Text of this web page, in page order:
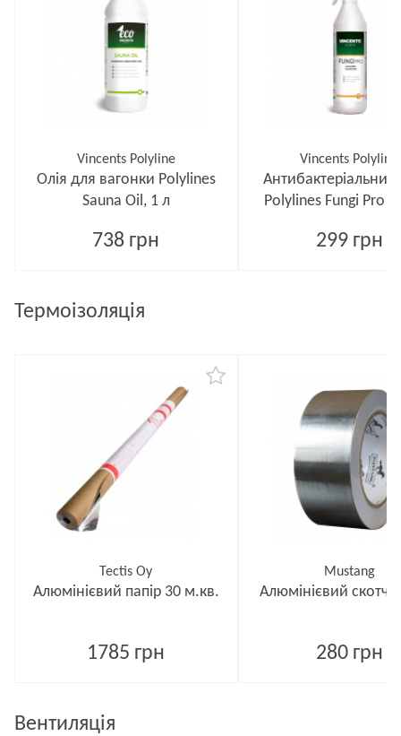
Vincents Polyline
Олія для вагонки Polylines
Sauna Oil, 1 л
738 грн
Vincents Polyline
Антибактеріальний
Polylines Fungi Pro
299 грн
Термоізоляція
Tectis Oy
Алюмінієвий папір 30 м.кв.
1785 грн
Mustang
Алюмінієвий скотч
280 грн
Вентиляція